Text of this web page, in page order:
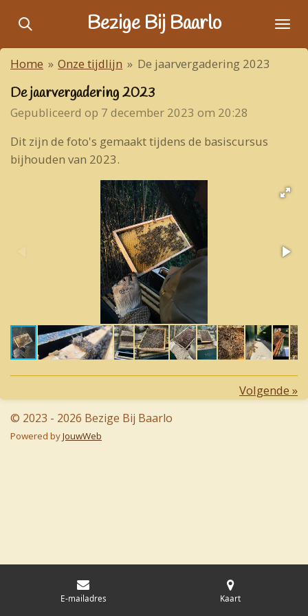
Ga
direct
naar
de
hoofdinhoud
Bezige Bij Baarlo
Home » Onze tijdlijn » De jaarvergadering 2023
De jaarvergadering 2023
Gepubliceerd op 7 december 2023 om 20:28
Dit zijn de foto's gemaakt tijdens de basiscursus
bijhouden van 2023.
Volgende »
© 2023 - 2026 Bezige Bij Baarlo
Powered byJouwWeb
E-mailadres Kaart